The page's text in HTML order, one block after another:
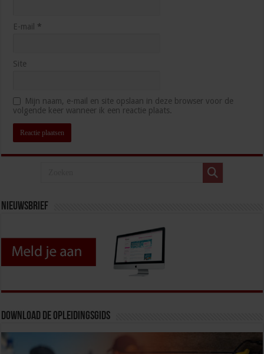
E-mail *
Site
Mijn naam, e-mail en site opslaan in deze browser voor de
volgende keer wanneer ik een reactie plaats.
Nieuwsbrief
Download de opleidingsgids